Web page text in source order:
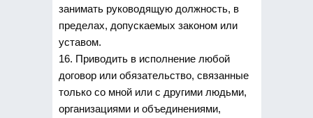
занимать руководящую должность, в
пределах, допускаемых законом или
уставом.
16. Приводить в исполнение любой
договор или обязательство, связанные
только со мной или с другими людьми,
организациями и объединениями,